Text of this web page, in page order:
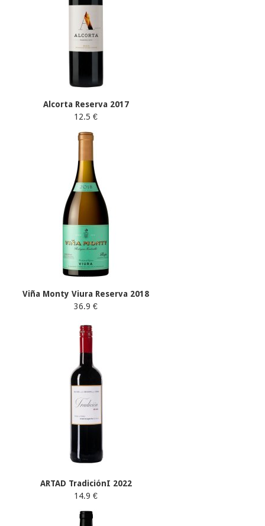
Alcorta Reserva 2017
12.5 €
Viña Monty Viura Reserva 2018
36.9 €
ARTAD TradiciónI 2022
14.9 €